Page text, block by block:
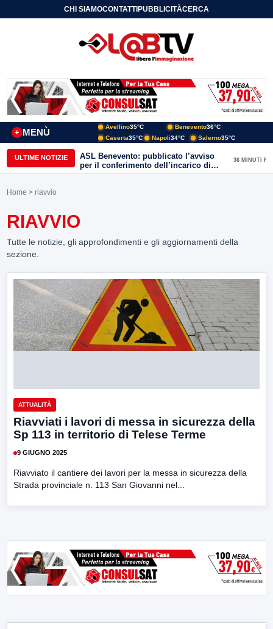
CHI SIAMOCONTATTIPUBBLICITÀCERCA
MENÙ
+
Avellino35°C Benevento36°C
Caserta35°C Napoli34°C Salerno35°C
ULTIME NOTIZIE
ASL Benevento: pubblicato l’avviso
per il conferimento dell’incarico di
Direttore della Unità Operativa
36 MINUTI FA
Home > riavvio
RIAVVIO
Tutte le notizie, gli approfondimenti e gli aggiornamenti della
sezione.
ATTUALITÀ
Riavviati i lavori di messa in sicurezza della
Sp 113 in territorio di Telese Terme
9 GIUGNO 2025
Riavviato il cantiere dei lavori per la messa in sicurezza della
Strada provinciale n. 113 San Giovanni nel...